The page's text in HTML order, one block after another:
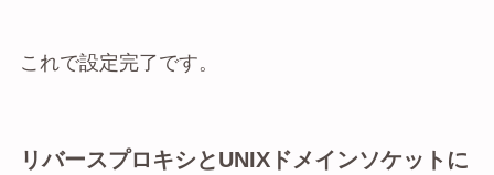
これで設定完了です。
リバースプロキシとUNIXドメインソケットに